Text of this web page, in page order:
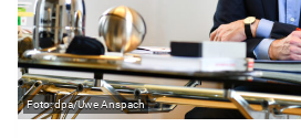
dpa/Uwe Anspach